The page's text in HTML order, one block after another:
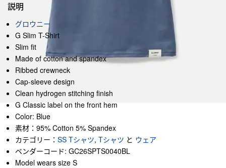
説明
グロウニー
G Slim T-Shirt
Slim fit
Made of cotton and spandex
Ribbed crewneck
Cap-sleeve design
Clean hydrogen stitching finish
G Classic label on the front hem
Color: Blue
素材：95% Cotton 5% Spandex
カテゴリー： SS Tシャツ, Tシャツ と ウェア
ベンダーコード: GC26SPTS0040BL
Model wears size S